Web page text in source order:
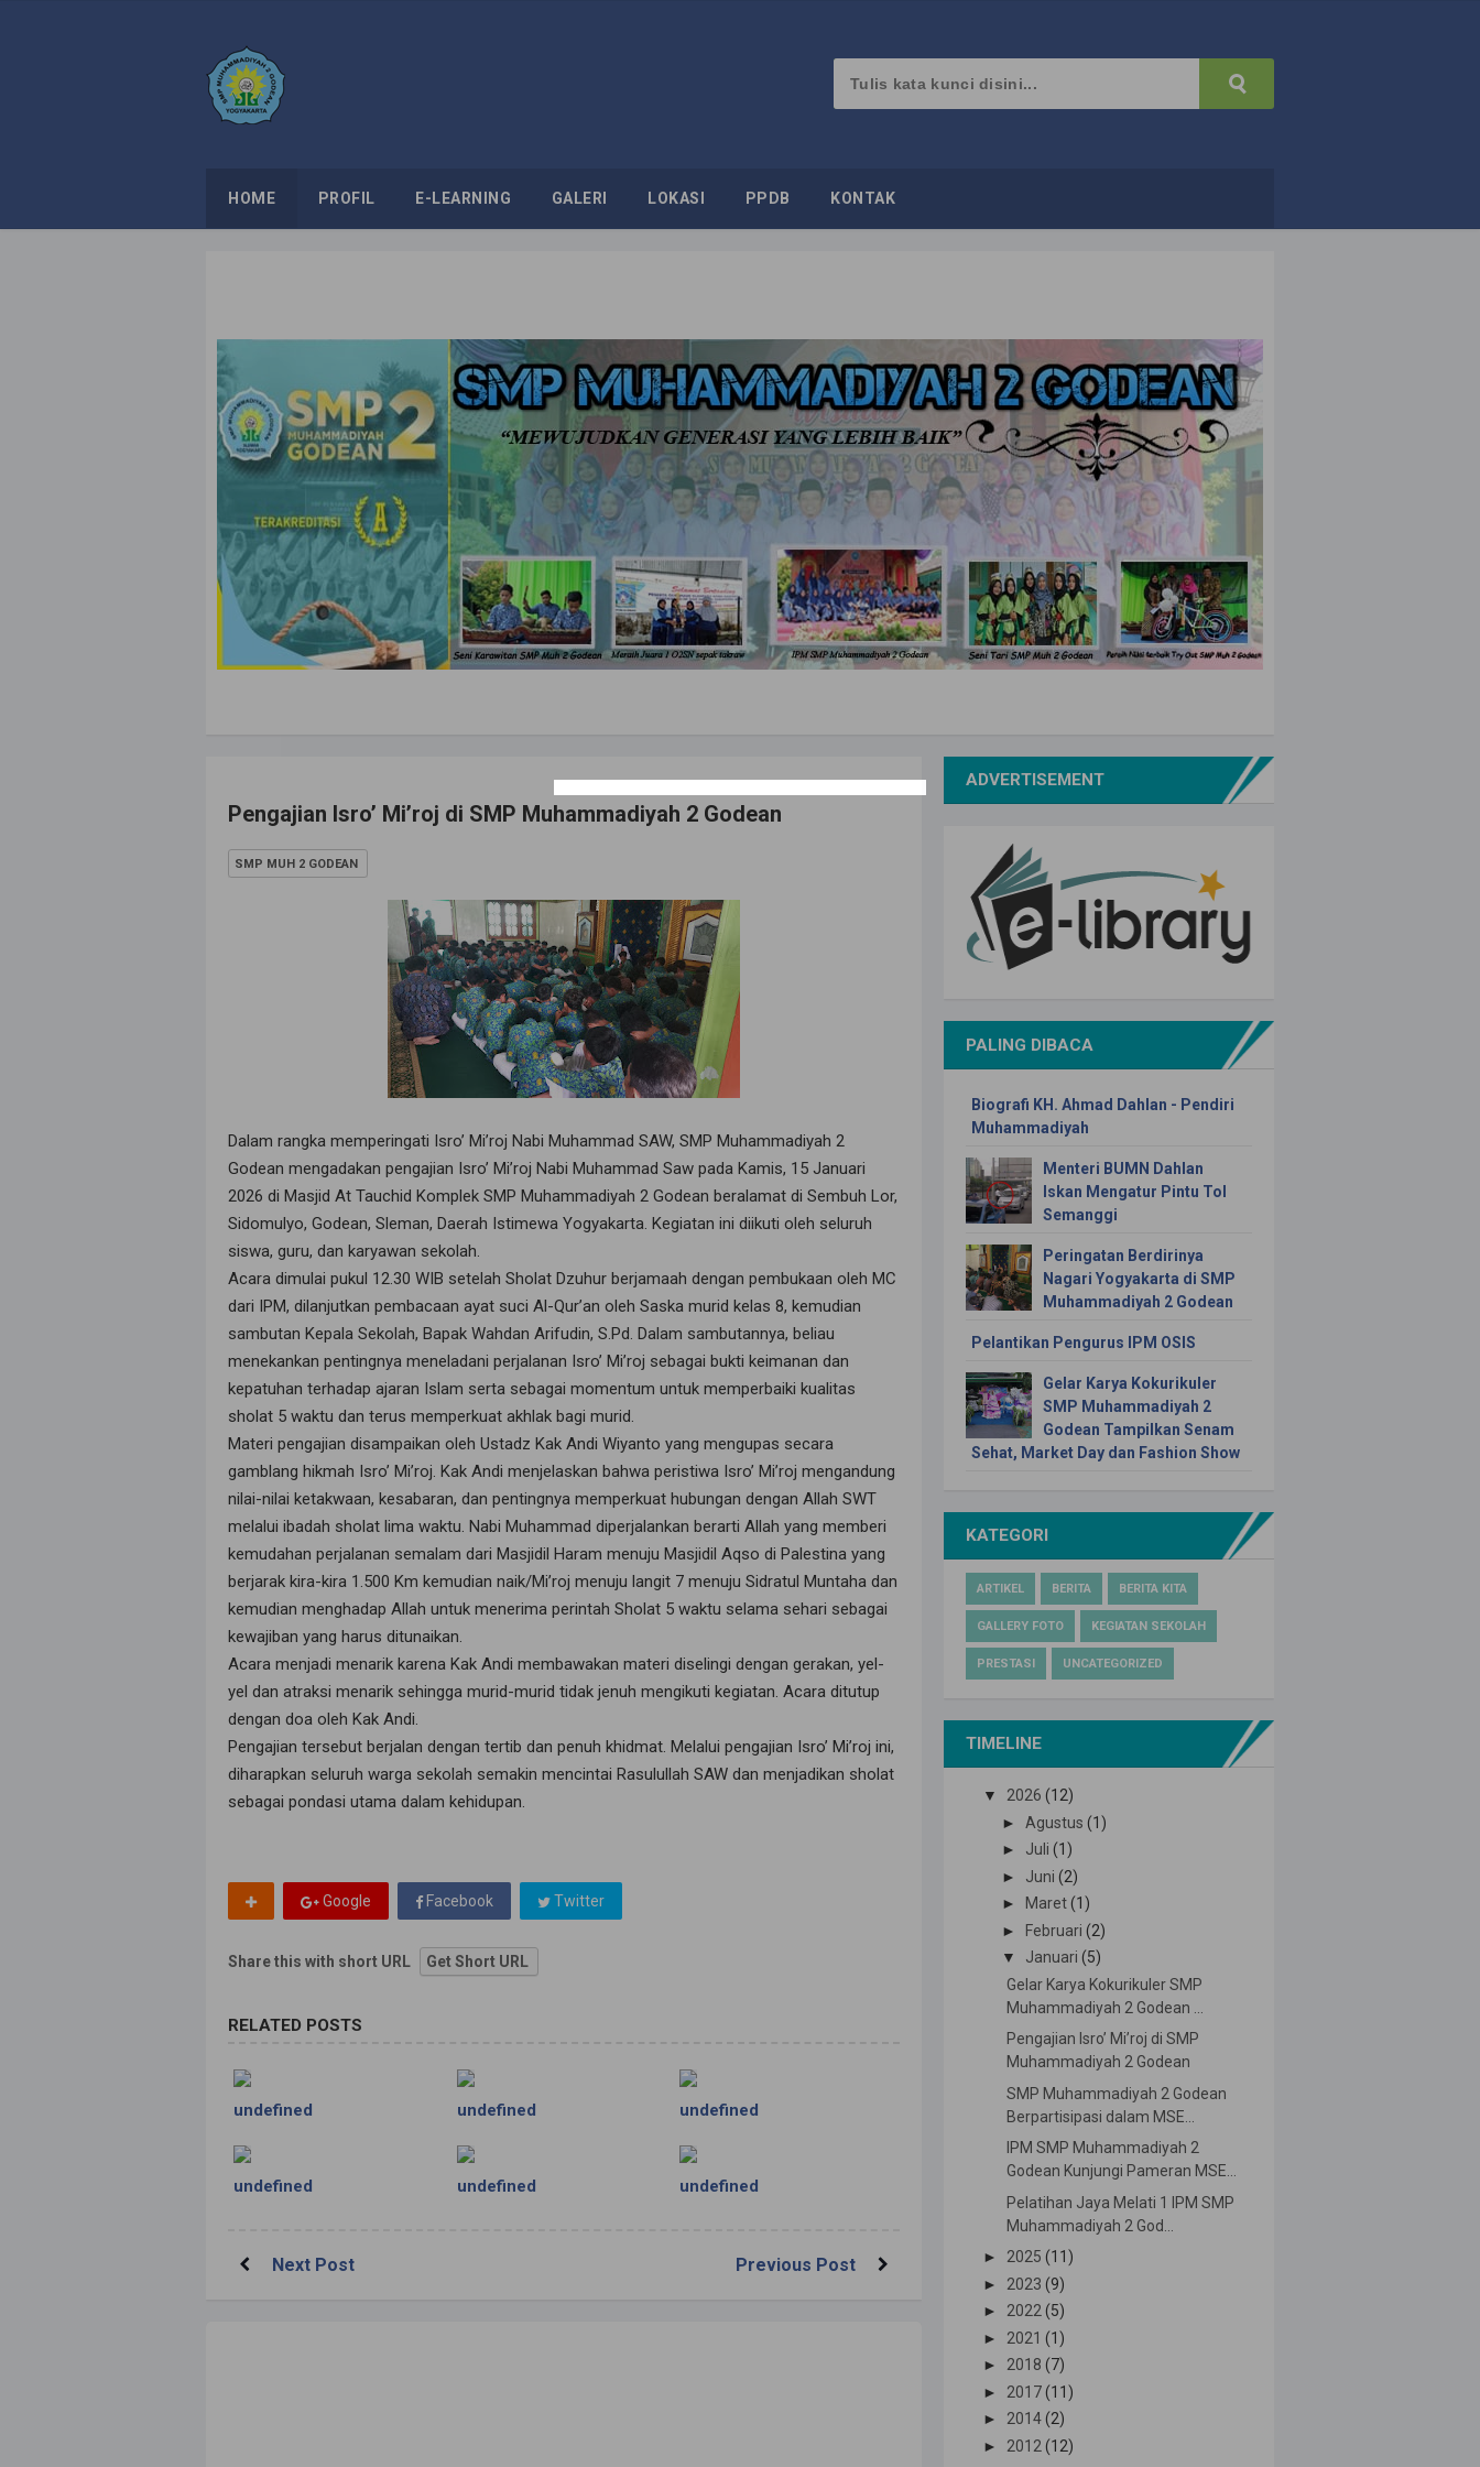
HOME PROFIL E-LEARNING GALERI LOKASI PPDB KONTAK
Pengajian Isro’ Mi’roj di SMP Muhammadiyah 2 Godean
SMP MUH 2 GODEAN
Dalam rangka memperingati Isro’ Mi’roj Nabi Muhammad SAW, SMP Muhammadiyah 2
Godean mengadakan pengajian Isro’ Mi’roj Nabi Muhammad Saw pada Kamis, 15 Januari
2026 di Masjid At Tauchid Komplek SMP Muhammadiyah 2 Godean beralamat di Sembuh Lor,
Sidomulyo, Godean, Sleman, Daerah Istimewa Yogyakarta. Kegiatan ini diikuti oleh seluruh
siswa, guru, dan karyawan sekolah.
Acara dimulai pukul 12.30 WIB setelah Sholat Dzuhur berjamaah dengan pembukaan oleh MC
dari IPM, dilanjutkan pembacaan ayat suci Al-Qur’an oleh Saska murid kelas 8, kemudian
sambutan Kepala Sekolah, Bapak Wahdan Arifudin, S.Pd. Dalam sambutannya, beliau
menekankan pentingnya meneladani perjalanan Isro’ Mi’roj sebagai bukti keimanan dan
kepatuhan terhadap ajaran Islam serta sebagai momentum untuk memperbaiki kualitas
sholat 5 waktu dan terus memperkuat akhlak bagi murid.
Materi pengajian disampaikan oleh Ustadz Kak Andi Wiyanto yang mengupas secara
gamblang hikmah Isro’ Mi’roj. Kak Andi menjelaskan bahwa peristiwa Isro’ Mi’roj mengandung
nilai-nilai ketakwaan, kesabaran, dan pentingnya memperkuat hubungan dengan Allah SWT
melalui ibadah sholat lima waktu. Nabi Muhammad diperjalankan berarti Allah yang memberi
kemudahan perjalanan semalam dari Masjidil Haram menuju Masjidil Aqso di Palestina yang
berjarak kira-kira 1.500 Km kemudian naik/Mi’roj menuju langit 7 menuju Sidratul Muntaha dan
kemudian menghadap Allah untuk menerima perintah Sholat 5 waktu selama sehari sebagai
kewajiban yang harus ditunaikan.
Acara menjadi menarik karena Kak Andi membawakan materi diselingi dengan gerakan, yel-
yel dan atraksi menarik sehingga murid-murid tidak jenuh mengikuti kegiatan. Acara ditutup
dengan doa oleh Kak Andi.
Pengajian tersebut berjalan dengan tertib dan penuh khidmat. Melalui pengajian Isro’ Mi’roj ini,
diharapkan seluruh warga sekolah semakin mencintai Rasulullah SAW dan menjadikan sholat
sebagai pondasi utama dalam kehidupan.
Google Facebook Twitter
Share this with short URL Get Short URL
RELATED POSTS
undefined undefined undefined
undefined undefined undefined
Next Post Previous Post
ADVERTISEMENT
PALING DIBACA
Biografi KH. Ahmad Dahlan - Pendiri
Muhammadiyah
Menteri BUMN Dahlan
Iskan Mengatur Pintu Tol
Semanggi
Peringatan Berdirinya
Nagari Yogyakarta di SMP
Muhammadiyah 2 Godean
Pelantikan Pengurus IPM OSIS
Gelar Karya Kokurikuler
SMP Muhammadiyah 2
Godean Tampilkan Senam
Sehat, Market Day dan Fashion Show
KATEGORI
ARTIKEL BERITA BERITA KITA
GALLERY FOTO KEGIATAN SEKOLAH
PRESTASI UNCATEGORIZED
TIMELINE
▼ 2026(12)
► Agustus(1)
► Juli(1)
► Juni(2)
►
Maret(1)
►
Februari(2)
▼ Januari(5)
Gelar Karya Kokurikuler SMP
Muhammadiyah 2 Godean ...
Pengajian Isro’ Mi’roj di SMP
Muhammadiyah 2 Godean
SMP Muhammadiyah 2 Godean
Berpartisipasi dalam MSE...
IPM SMP Muhammadiyah 2
Godean Kunjungi Pameran MSE...
Pelatihan Jaya Melati 1 IPM SMP
Muhammadiyah 2 God...
► 2025(11)
► 2023(9)
► 2022(5)
► 2021(1)
► 2018(7)
► 2017(11)
► 2014(2)
► 2012(12)